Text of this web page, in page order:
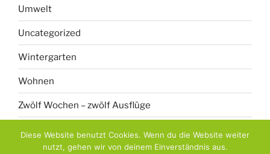
Umwelt
Uncategorized
Wintergarten
Wohnen
Zwölf Wochen – zwölf Ausflüge
Name*
Diese Website benutzt Cookies. Wenn du die Website weiter
nutzt, gehen wir von deinem Einverständnis aus.